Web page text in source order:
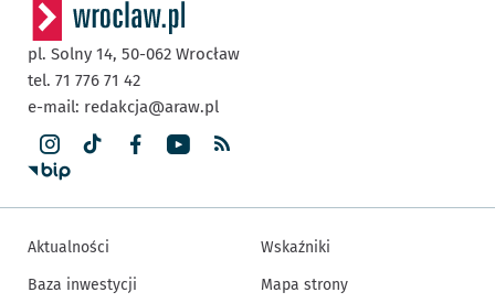
pl. Solny 14, 50-062 Wrocław
tel. 71 776 71 42
e-mail: redakcja@araw.pl
Aktualności
Baza inwestycji
Wskaźniki
Mapa strony